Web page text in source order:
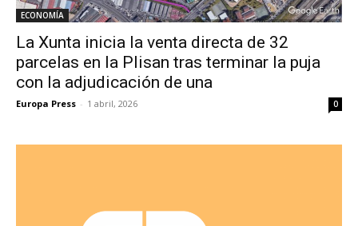
ECONOMÍA
La Xunta inicia la venta directa de 32
parcelas en la Plisan tras terminar la puja
con la adjudicación de una
Europa Press - 1 abril, 2026 0